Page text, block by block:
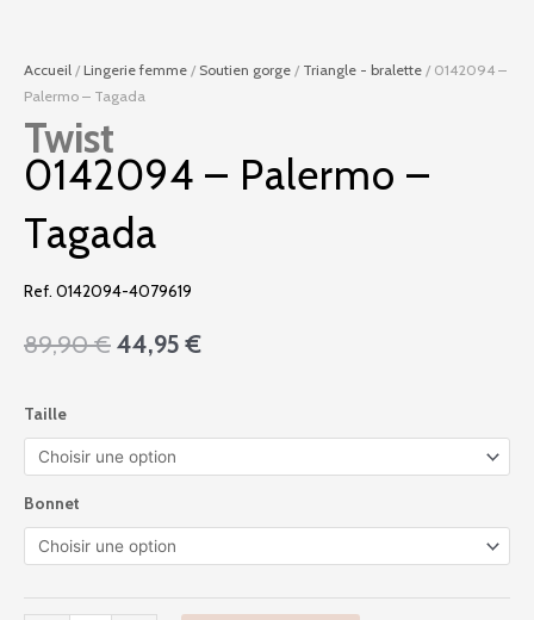
Accueil / Lingerie femme / Soutien gorge / Triangle - bralette / 0142094 –
Palermo – Tagada
Twist
0142094 – Palermo –
Tagada
Ref. 0142094-4079619
89,90€ Le
89,90 €.
44,95€Le
44,95 €.
Taille
Bonnet
de
0142094
-
Palermo
-
Tagada